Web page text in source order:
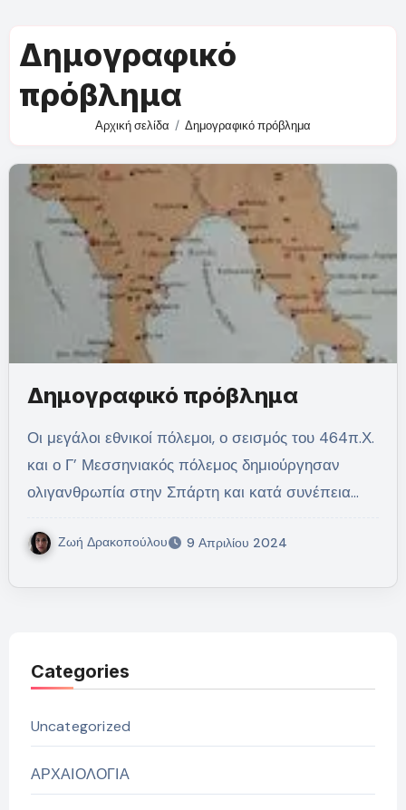
Δημογραφικό
πρόβλημα
Αρχική σελίδα Δημογραφικό πρόβλημα
Δημογραφικό πρόβλημα
Οι μεγάλοι εθνικοί πόλεμοι, ο σεισμός του 464π.Χ.
και ο Γ’ Μεσσηνιακός πόλεμος δημιούργησαν
ολιγανθρωπία στην Σπάρτη και κατά συνέπεια…
Ζωή Δρακοπούλου 9 Απριλίου 2024
Categories
Uncategorized
ΑΡΧΑΙΟΛΟΓΙΑ